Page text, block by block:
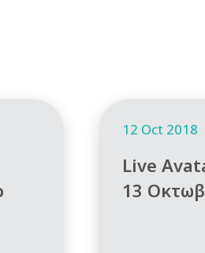
12 Oct 2018
Live
13